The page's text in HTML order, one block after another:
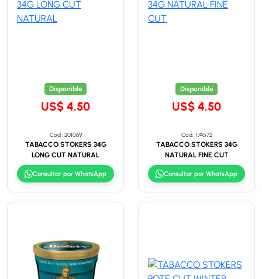
Disponible
US$ 4.50
Cod.: 201069
TABACCO STOKERS 34G
LONG CUT NATURAL
Consultar por WhatsApp
Disponible
US$ 4.50
Cod.: 174572
TABACCO STOKERS 34G
NATURAL FINE CUT
Consultar por WhatsApp